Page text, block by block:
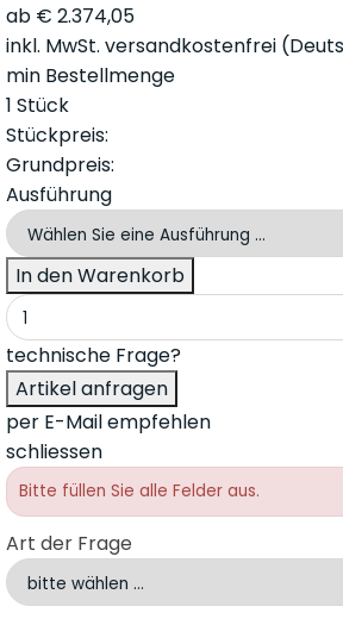
ab € 2.374,05
inkl. MwSt. versandkostenfrei
min Bestellmenge
1 Stück
Stückpreis:
Grundpreis:
Ausführung
technische Frage?
per E-Mail empfehlen
schliessen
Bitte füllen Sie alle Felder aus.
Art der Frage